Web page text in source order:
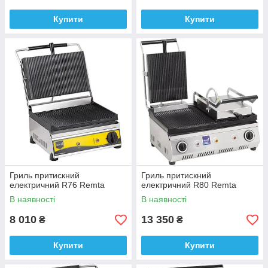
Купити Купити
Гриль притискний
електричний R76 Remta
В наявності
8 010 ₴
Купити
Гриль притискний
електричний R80 Remta
В наявності
13 350 ₴
Купити